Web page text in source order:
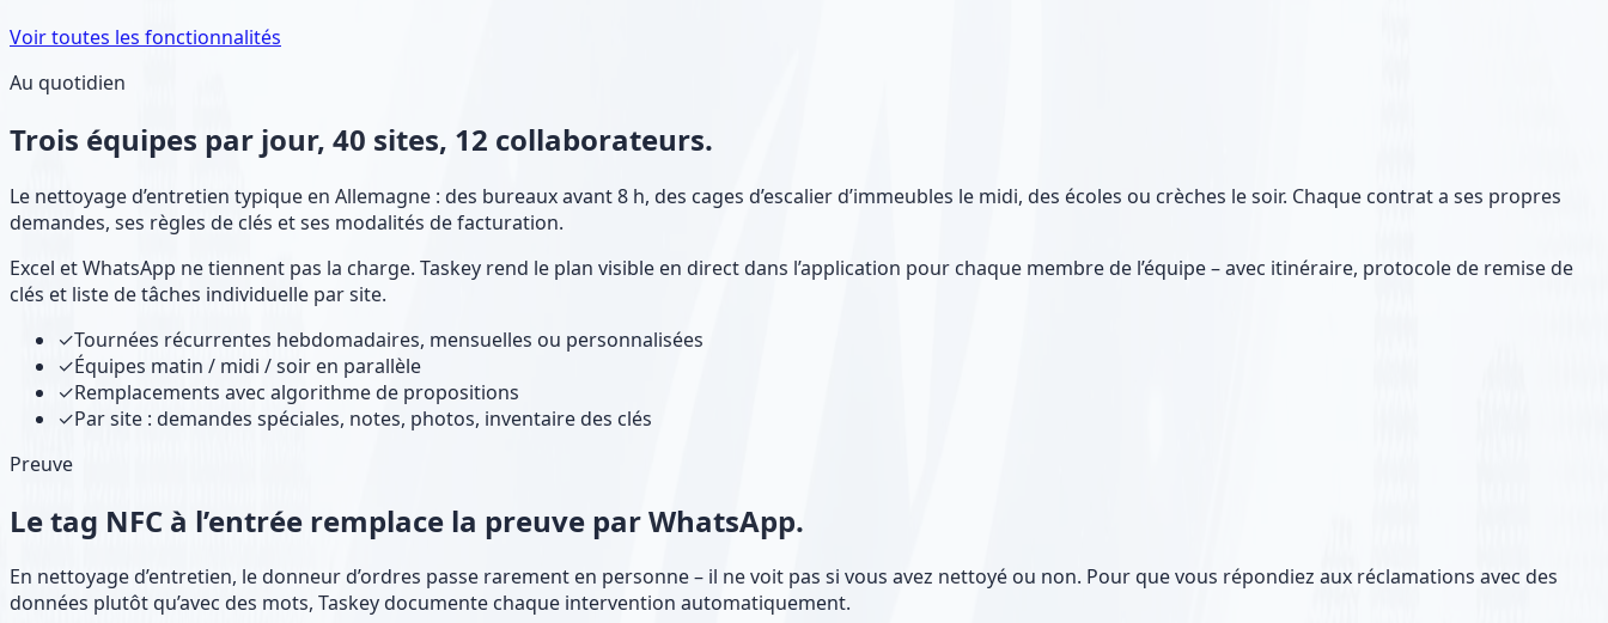
Voir toutes les fonctionnalités
Au quotidien
Trois équipes par jour, 40 sites, 12 collaborateurs.
Le nettoyage d’entretien typique en Allemagne : des bureaux avant 8 h, des cages d’escalier d’immeubles le midi, des écoles ou crèches le soir. Chaque contrat a ses propres
demandes, ses règles de clés et ses modalités de facturation.
Excel et WhatsApp ne tiennent pas la charge. Taskey rend le plan visible en direct dans l’application pour chaque membre de l’équipe – avec itinéraire, protocole de remise de
clés et liste de tâches individuelle par site.
✓Tournées récurrentes hebdomadaires, mensuelles ou personnalisées
✓Équipes matin / midi / soir en parallèle
✓Remplacements avec algorithme de propositions
✓Par site : demandes spéciales, notes, photos, inventaire des clés
Preuve
Le tag NFC à l’entrée remplace la preuve par WhatsApp.
En nettoyage d’entretien, le donneur d’ordres passe rarement en personne – il ne voit pas si vous avez nettoyé ou non. Pour que vous répondiez aux réclamations avec des
données plutôt qu’avec des mots, Taskey documente chaque intervention automatiquement.